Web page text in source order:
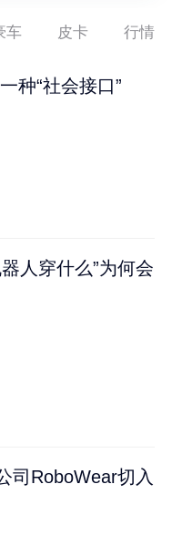
车 皮卡 行情
种“社会接口”
人穿什么”为何会
司RoboWear切入